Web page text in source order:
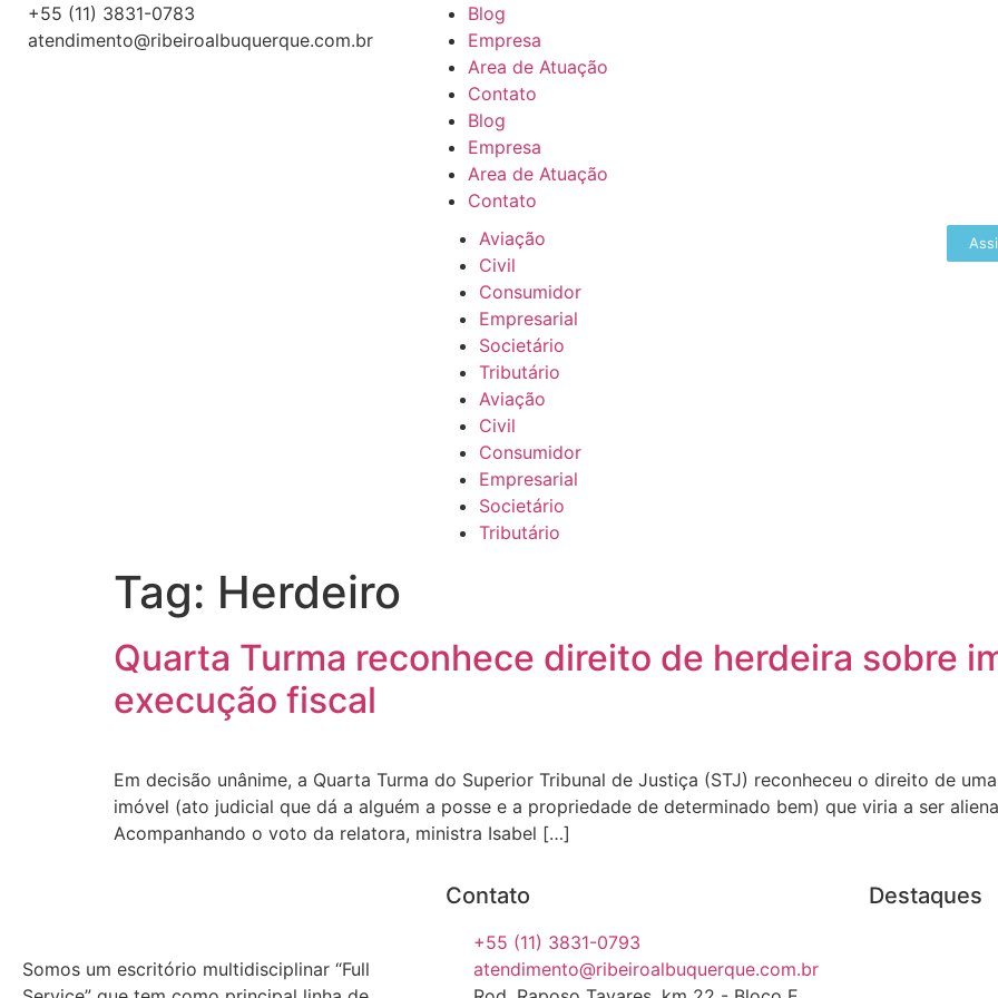
+55 (11) 3831-0783
atendimento@ribeiroalbuquerque.com.br
Blog
Empresa
Area de Atuação
Contato
Blog
Empresa
Area de Atuação
Contato
Aviação
Civil
Consumidor
Empresarial
Societário
Tributário
Aviação
Civil
Consumidor
Empresarial
Societário
Tributário
Tag: Herdeiro
Quarta Turma reconhece direito de herdeira sobre
execução fiscal
Em decisão unânime, a Quarta Turma do Superior Tribunal de Justiça (STJ) reconheceu o direito de
imóvel (ato judicial que dá a alguém a posse e a propriedade de determinado bem) que viria a ser
Acompanhando o voto da relatora, ministra Isabel […]
Somos um escritório multidisciplinar “Full
Contato
+55 (11) 3831-0793
atendimento@ribeiroalbuquerque.com.br
Destaques